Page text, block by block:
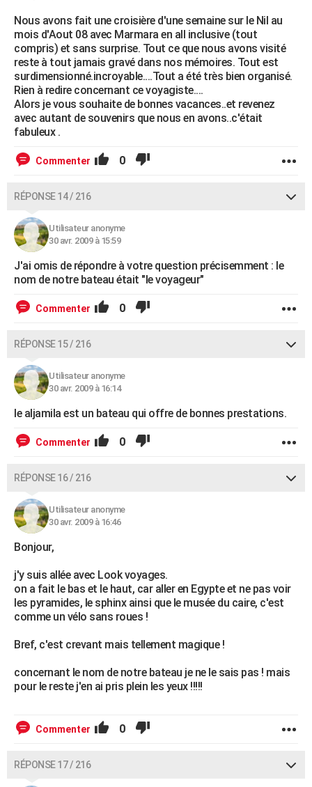
Nous avons fait une croisière d'une semaine sur le Nil au
mois d'Aout 08 avec Marmara en all inclusive (tout
compris) et sans surprise. Tout ce que nous avons visité
reste à tout jamais gravé dans nos mémoires. Tout est
surdimensionné.incroyable....Tout a été très bien organisé.
Rien à redire concernant ce voyagiste....
Alors je vous souhaite de bonnes vacances..et revenez
avec autant de souvenirs que nous en avons..c'était
fabuleux .
Commenter 0
RÉPONSE 14 / 216
Utilisateur anonyme
30 avr. 2009 à 15:59
J'ai omis de répondre à votre question précisemment : le
nom de notre bateau était "le voyageur"
Commenter 0
RÉPONSE 15 / 216
Utilisateur anonyme
30 avr. 2009 à 16:14
le aljamila est un bateau qui offre de bonnes prestations.
Commenter 0
RÉPONSE 16 / 216
Utilisateur anonyme
30 avr. 2009 à 16:46
Bonjour,
j'y suis allée avec Look voyages.
on a fait le bas et le haut, car aller en Egypte et ne pas voir
les pyramides, le sphinx ainsi que le musée du caire, c'est
comme un vélo sans roues !
Bref, c'est crevant mais tellement magique !
concernant le nom de notre bateau je ne le sais pas ! mais
pour le reste j'en ai pris plein les yeux !!!!!
Commenter 0
RÉPONSE 17 / 216